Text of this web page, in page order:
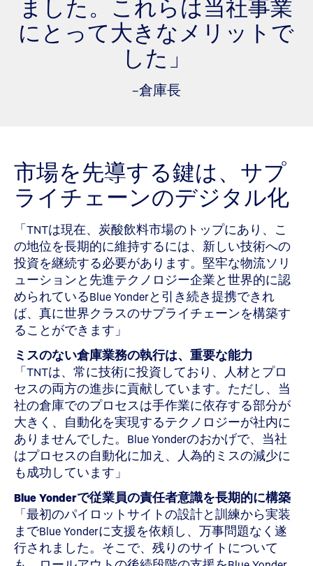
ました。これらは当社事業
にとって大きなメリットで
した」
–倉庫長
市場を先導する鍵は、サプ
ライチェーンのデジタル化
「TNTは現在、炭酸飲料市場のトップにあり、こ
の地位を長期的に維持するには、新しい技術への
投資を継続する必要があります。堅牢な物流ソリ
ューションと先進テクノロジー企業と世界的に認
められているBlue Yonderと引き続き提携できれ
ば、真に世界クラスのサプライチェーンを構築す
ることができます」
ミスのない倉庫業務の執行は、重要な能力
「TNTは、常に技術に投資しており、人材とプロ
セスの両方の進歩に貢献しています。ただし、当
社の倉庫でのプロセスは手作業に依存する部分が
大きく、自動化を実現するテクノロジーが社内に
ありませんでした。Blue Yonderのおかげで、当社
はプロセスの自動化に加え、人為的ミスの減少に
も成功しています」
Blue Yonderで従業員の責任者意識を長期的に構築
「最初のパイロットサイトの設計と訓練から実装
までBlue Yonderに支援を依頼し、万事問題なく遂
行されました。そこで、残りのサイトについて